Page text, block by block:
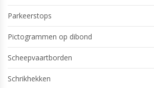
Parkeerstops
Pictogrammen op dibond
Scheepvaartborden
Schrikhekken